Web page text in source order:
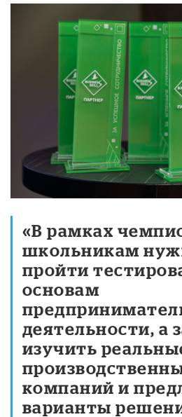
«В рамках
школьникам
пройти
основам
деятельности, а
изучить
компаний и
варианты